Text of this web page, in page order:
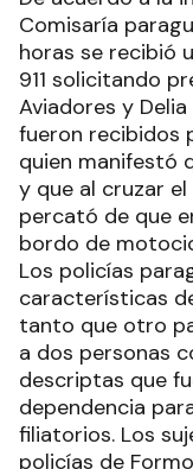
Comisaría
horas se recibió
911 solicitando
Aviadores y
fueron recibidos
quien manifestó
y que al cruzar
percató de que
bordo de
Los policías
características
tanto que otro
a dos personas
descriptas que
dependencia
filiatorios. Los
policías de